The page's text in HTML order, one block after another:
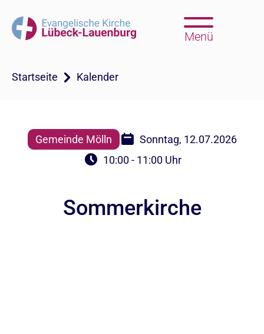
Menü
Startseite Kalender
Gemeinde Mölln
Sonntag, 12.07.2026
10:00 - 11:00 Uhr
Sommerkirche